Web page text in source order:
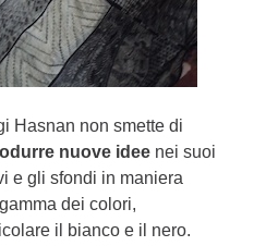
Hasnan non smette di
nuove idee nei suoi
e gli sfondi in maniera
dei colori,
il bianco e il nero.